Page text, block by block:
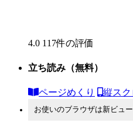
4.0 117件の評価
立ち読み （無料）
ページめくり 縦ス
お使いのブラウザは新ビュ